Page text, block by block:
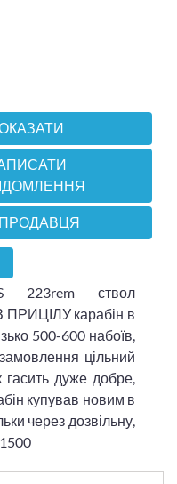
223rem ствол
карабін в
500-600 набоїв,
цільний
дуже добре,
купував новим в
через дозвільну,